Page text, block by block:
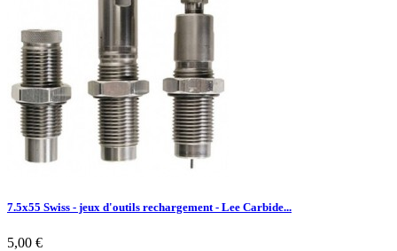
7.5x55 Swiss - jeux d'outils rechargement - Lee Carbide...
5,00 €